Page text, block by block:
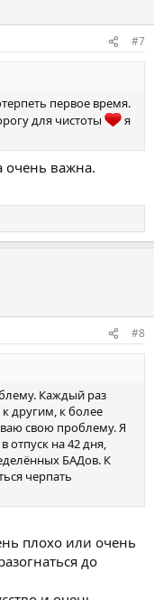
#7
первое время.
для чистоты
я
очень важна.
#8
Каждый раз
другим, к более
свою проблему. Я
отпуск на 42 дня,
БАДов. К
черпать
плохо или очень
до